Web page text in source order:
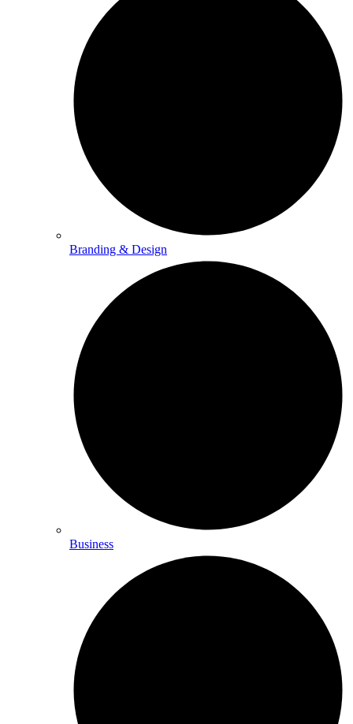
Branding & Design
Business